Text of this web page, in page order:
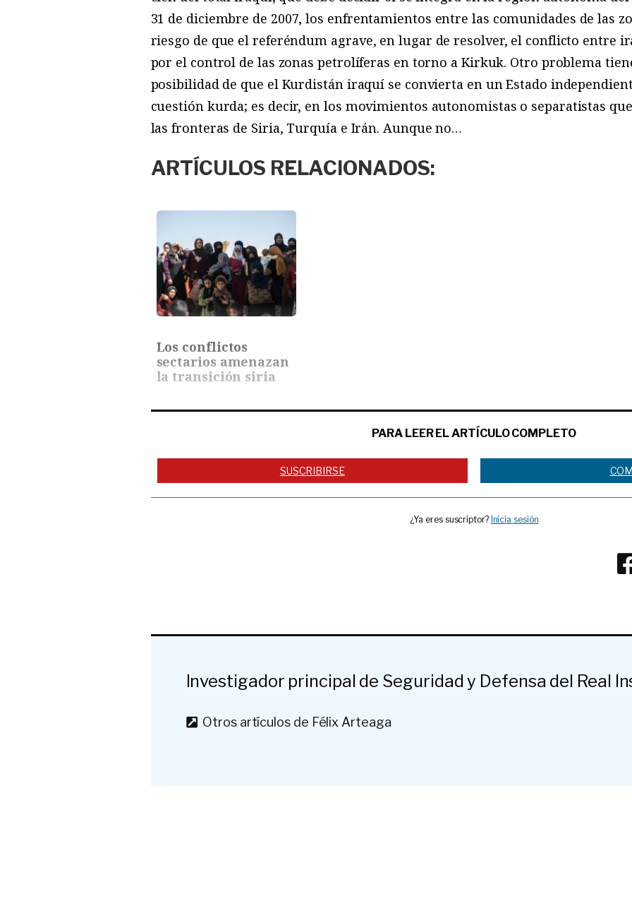
31 de diciembre de 2007, los enfrentamientos entre las comunidades de las
riesgo de que el referéndum agrave, en lugar de resolver, el conflicto entre
por el control de las zonas petrolíferas en torno a Kirkuk. Otro problema
posibilidad de que el Kurdistán iraquí se convierta en un Estado
cuestión kurda; es decir, en los movimientos autonomistas o separatistas
las fronteras de Siria, Turquía e Irán. Aunque no…
ARTÍCULOS RELACIONADOS:
Los conflictos
sectarios amenazan
la transición siria
PARA LEER EL ARTÍCULO COMPLETO
SUSCRIBIRSE
¿Ya eres suscriptor? Inicia sesión
Investigador principal de Seguridad y Defensa del Real
Otros artículos de Félix Arteaga